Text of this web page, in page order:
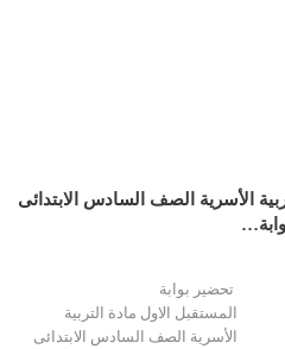
الأسرية الصف السادس الابتدائى
تحضير بوابة
المستقبل الاول مادة التربية
الأسرية الصف السادس الابتدائى